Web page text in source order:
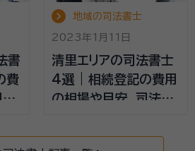
書
費
法
地域の司法書士
2023年1月11日
清里エリアの司法書士
4選 | 相続登記の費用
の相場や目安、司法書